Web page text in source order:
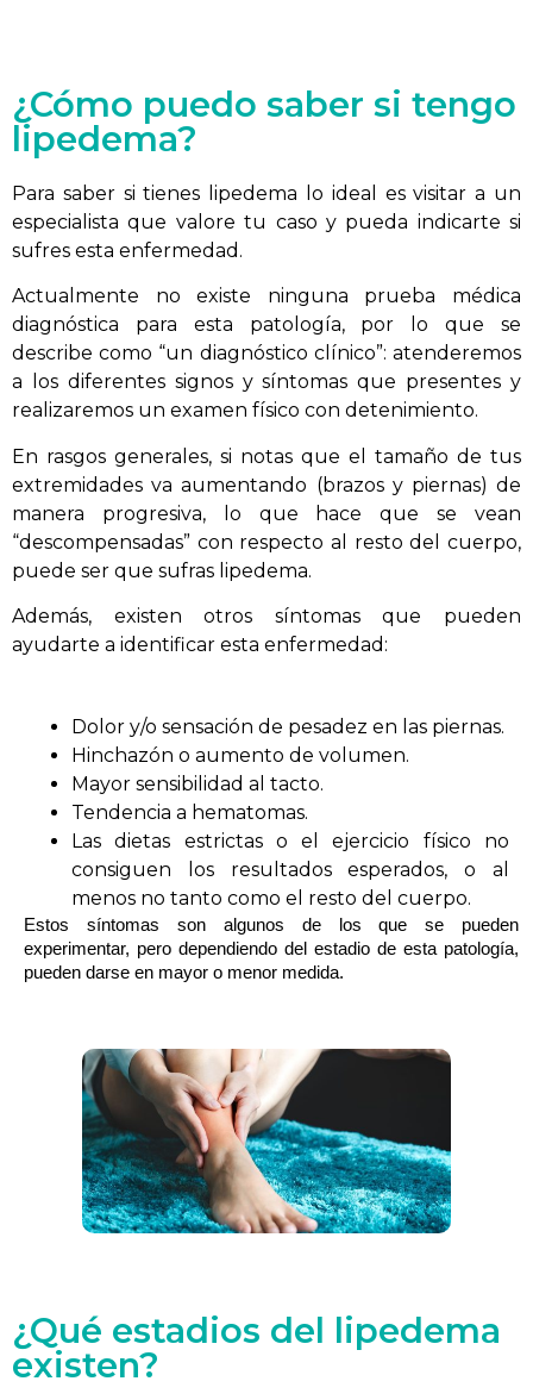
¿Cómo puedo saber si tengo
lipedema?
Para saber si tienes lipedema lo ideal es visitar a un
especialista que valore tu caso y pueda indicarte si
sufres esta enfermedad.
Actualmente no existe ninguna prueba médica
diagnóstica para esta patología, por lo que se
describe como “un diagnóstico clínico”: atenderemos
a los diferentes signos y síntomas que presentes y
realizaremos un examen físico con detenimiento.
En rasgos generales, si notas que el tamaño de tus
extremidades va aumentando (brazos y piernas) de
manera progresiva, lo que hace que se vean
“descompensadas” con respecto al resto del cuerpo,
puede ser que sufras lipedema.
Además, existen otros síntomas que pueden
ayudarte a identificar esta enfermedad:
Dolor y/o sensación de pesadez en las piernas.
Hinchazón o aumento de volumen.
Mayor sensibilidad al tacto.
Tendencia a hematomas.
Las dietas estrictas o el ejercicio físico no
consiguen los resultados esperados, o al
menos no tanto como el resto del cuerpo.
Estos síntomas son algunos de los que se pueden
experimentar, pero dependiendo del estadio de esta patología,
pueden darse en mayor o menor medida.
¿Qué estadios del lipedema
existen?